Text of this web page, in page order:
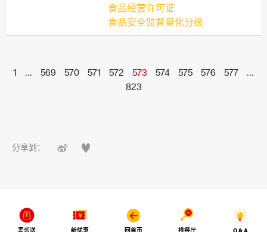
食品经营许可证
食品安全监督量化分级
1 ... 569 570 571 572 573 574 575 576 577
...
823
分享到：  